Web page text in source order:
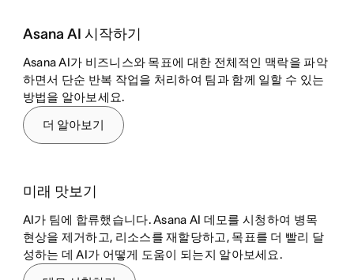
Asana AI 시작하기
Asana AI가 비즈니스와 목표에 대한 전체적인 맥락을 파악
하면서 단순 반복 작업을 처리하여 팀과 함께 일할 수 있는
방법을 알아보세요.
더 알아보기
미래 맛보기
AI가 팀에 합류했습니다. Asana AI 데모를 시청하여 병목
현상을 제거하고, 리소스를 재할당하고, 목표를 더 빨리 달
성하는 데 AI가 어떻게 도움이 되는지 알아보세요.